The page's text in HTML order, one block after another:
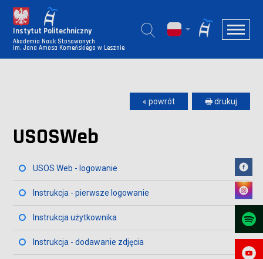
Instytut Politechniczny
Akademia Nauk Stosowanych
im. Jana Amosa Komeńskiego w Lesznie
« powrót 🖶 drukuj
USOSWeb
USOS Web - logowanie
Instrukcja - pierwsze logowanie
Instrukcja użytkownika
Instrukcja - dodawanie zdjęcia